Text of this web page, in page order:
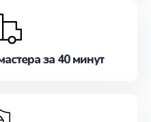
за 40 минут